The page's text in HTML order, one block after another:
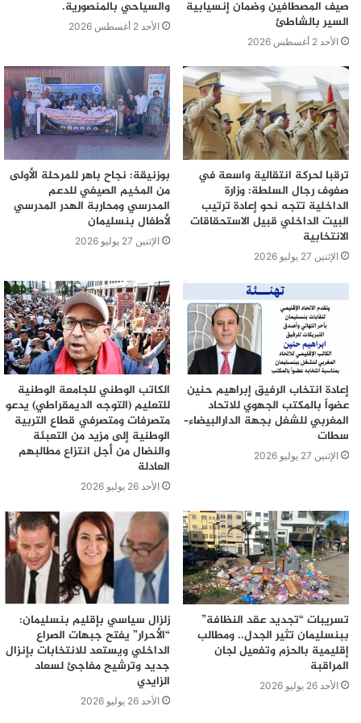
صيف المصطافين وضمان إنسيابية
السير بالشاطئ
الأحد 2 أغسطس 2026
والسياحي بالمنصورية.
الأحد 2 أغسطس 2026
ترقبا لحركة انتقالية واسعة في
صفوف رجال السلطة: وزارة
الداخلية تتجه نحو إعادة ترتيب
البيت الداخلي قبيل الاستحقاقات
الانتخابية
الإثنين 27 يوليو 2026
بوزنيقة: نجاح باهر للمرحلة الأولى
من المخيم الصيفي للدعم
المدرسي ومحاربة الهدر المدرسي
لأطفال بنسليمان
الإثنين 27 يوليو 2026
إعادة انتخاب الرفيق إبراهيم حنين
عضواً بالمكتب الجهوي للاتحاد
المغربي للشغل بجهة الدارالبيضاء–
سطات
الإثنين 27 يوليو 2026
الكاتب الوطني للجامعة الوطنية
للتعليم (التوجه الديمقراطي) يدعو
متصرفات ومتصرفي قطاع التربية
الوطنية إلى مزيد من التعبئة
والنضال من أجل انتزاع مطالبهم
العادلة
الأحد 26 يوليو 2026
تسريبات “تجديد عقد النظافة”
ببنسليمان تثير الجدل.. ومطالب
إقليمية بالحزم وتفعيل لجان
المراقبة
الأحد 26 يوليو 2026
زلزال سياسي بإقليم بنسليمان:
“الأحرار” يفتح جبهات الصراع
الداخلي ويستعد للانتخابات بإنزال
جديد وترشيح مفاجئ لسعاد
الزايدي
الأحد 26 يوليو 2026